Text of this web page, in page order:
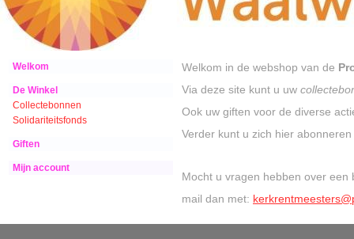
Welkom in de webshop van de
Via deze site kunt u uw
Ook uw giften voor de diverse
Verder kunt u zich hier
Mocht u vragen hebben over een
mail dan met:
Welkom
De Winkel
Collectebonnen
Solidariteitsfonds
Giften
Mijn account